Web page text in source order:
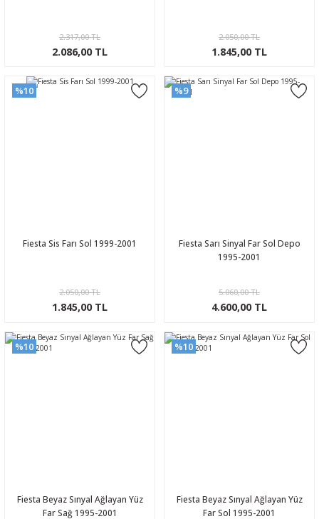
2.317,00 TL
2.086,00 TL
2.050,00 TL
1.845,00 TL
%10
Fiesta Sis Farı Sol 1999-2001
2.050,00 TL
1.845,00 TL
%9
Fiesta Sarı Sinyal Far Sol Depo
1995-2001
5.060,00 TL
4.600,00 TL
%10
Fiesta Beyaz Sınyal Ağlayan Yüz
Far Sağ 1995-2001
%10
Fiesta Beyaz Sınyal Ağlayan Yüz
Far Sol 1995-2001